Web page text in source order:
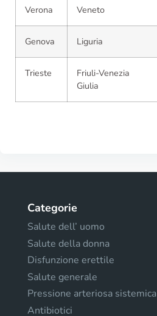
Verona Veneto
Genova Liguria
Trieste
Friuli-Venezia
Giulia
Categorie
Salute dell’ uomo
Salute della donna
Disfunzione erettile
Salute generale
Pressione arteriosa sistemica
Antibiotici